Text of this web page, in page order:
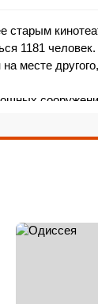
старым
1181 человек.
месте другого,
производился